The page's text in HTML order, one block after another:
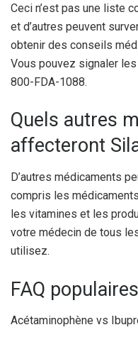
Ceci n’est pas une liste
et d’autres peuvent
obtenir des conseils
Vous pouvez signaler
800-FDA-1088.
Quels autres
affecteront
D’autres médicaments
compris les
les vitamines et les
votre médecin de tous
utilisez.
FAQ populaires
Acétaminophène vs